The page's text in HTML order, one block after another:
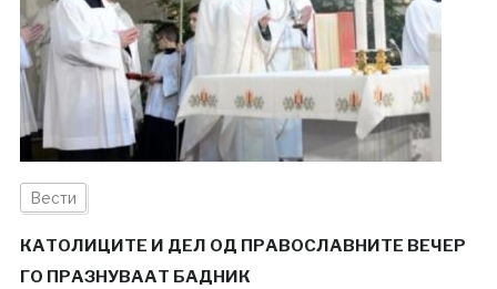
Вести
КАТОЛИЦИТЕ И ДЕЛ ОД ПРАВОСЛАВНИТЕ ВЕЧЕР
ГО ПРАЗНУВААТ БАДНИК